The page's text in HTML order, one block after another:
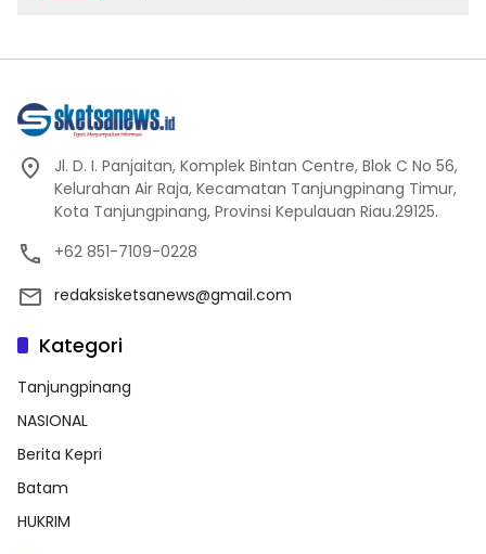
Jl. D. I. Panjaitan, Komplek Bintan Centre, Blok C No 56,
Kelurahan Air Raja, Kecamatan Tanjungpinang Timur,
Kota Tanjungpinang, Provinsi Kepulauan Riau.29125.
+62 851-7109-0228
redaksisketsanews@gmail.com
Kategori
Tanjungpinang
NASIONAL
Berita Kepri
Batam
HUKRIM